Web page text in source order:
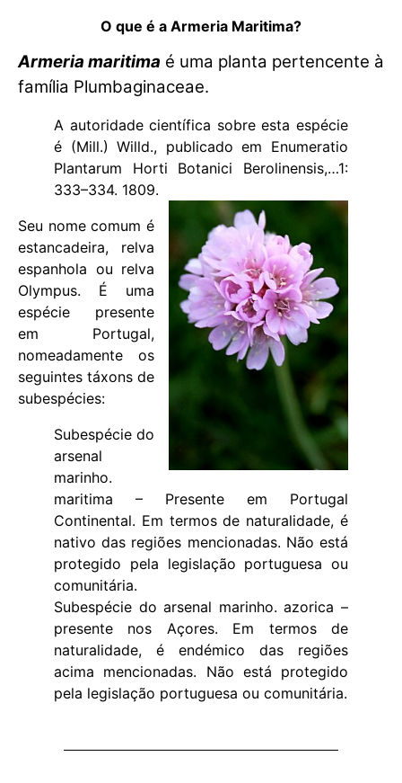
O que é a Armeria Maritima?
Armeria maritima é uma planta pertencente à
família Plumbaginaceae.
A autoridade científica sobre esta espécie
é (Mill.) Willd., publicado em Enumeratio
Plantarum Horti Botanici Berolinensis,…1:
333–334. 1809.
Seu nome comum é
estancadeira, relva
espanhola ou relva
Olympus. É uma
espécie presente
em Portugal,
nomeadamente os
seguintes táxons de
subespécies:
Subespécie do
arsenal
marinho.
maritima – Presente em Portugal
Continental. Em termos de naturalidade, é
nativo das regiões mencionadas. Não está
protegido pela legislação portuguesa ou
comunitária.
Subespécie do arsenal marinho. azorica –
presente nos Açores. Em termos de
naturalidade, é endémico das regiões
acima mencionadas. Não está protegido
pela legislação portuguesa ou comunitária.